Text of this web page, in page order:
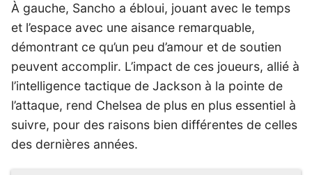
À gauche, Sancho a ébloui, jouant avec le temps
et l’espace avec une aisance remarquable,
démontrant ce qu’un peu d’amour et de soutien
peuvent accomplir. L’impact de ces joueurs, allié à
l’intelligence tactique de Jackson à la pointe de
l’attaque, rend Chelsea de plus en plus essentiel à
suivre, pour des raisons bien différentes de celles
des dernières années.